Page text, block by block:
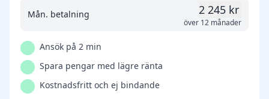
Mån. betalning 2 245 kr
över 12 månader
Ansök på 2 min
Spara pengar med lägre ränta
Kostnadsfritt och ej bindande